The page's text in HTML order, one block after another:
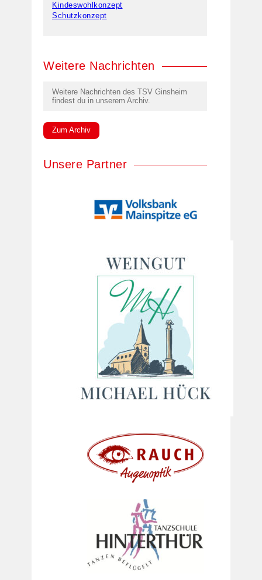
Kindeswohlkonzept
Schutzkonzept
Weitere Nachrichten
Weitere Nachrichten des TSV Ginsheim
findest du in unserem Archiv.
Zum Archiv
Unsere Partner